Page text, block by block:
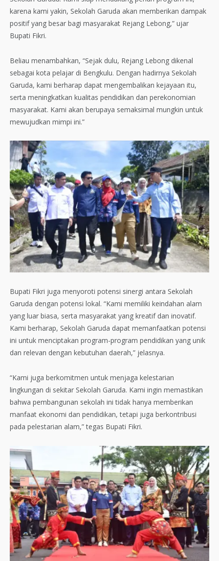
karena kami yakin, Sekolah Garuda akan memberikan dampak
positif yang besar bagi masyarakat Rejang Lebong,” ujar
Bupati Fikri.
Beliau menambahkan, “Sejak dulu, Rejang Lebong dikenal
sebagai kota pelajar di Bengkulu. Dengan hadirnya Sekolah
Garuda, kami berharap dapat mengembalikan kejayaan itu,
serta meningkatkan kualitas pendidikan dan perekonomian
masyarakat. Kami akan berupaya semaksimal mungkin untuk
mewujudkan mimpi ini.”
Bupati Fikri juga menyoroti potensi sinergi antara Sekolah
Garuda dengan potensi lokal. “Kami memiliki keindahan alam
yang luar biasa, serta masyarakat yang kreatif dan inovatif.
Kami berharap, Sekolah Garuda dapat memanfaatkan potensi
ini untuk menciptakan program-program pendidikan yang unik
dan relevan dengan kebutuhan daerah,” jelasnya.
“Kami juga berkomitmen untuk menjaga kelestarian
lingkungan di sekitar Sekolah Garuda. Kami ingin memastikan
bahwa pembangunan sekolah ini tidak hanya memberikan
manfaat ekonomi dan pendidikan, tetapi juga berkontribusi
pada pelestarian alam,” tegas Bupati Fikri.